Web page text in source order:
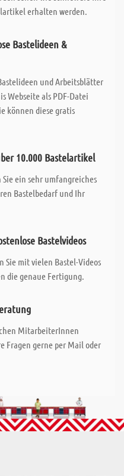
erhalten werden.
Bastelideen &
und Arbeitsblätter
Webseite als PDF-Datei
können diese gratis
10.000 Bastelartikel
ein sehr umfangreiches
Bastelbedarf und Ihr
Bastelvideos
Sie mit vielen Bastel-Videos
die genaue Fertigung.
MitarbeiterInnen
Fragen gerne per Mail oder